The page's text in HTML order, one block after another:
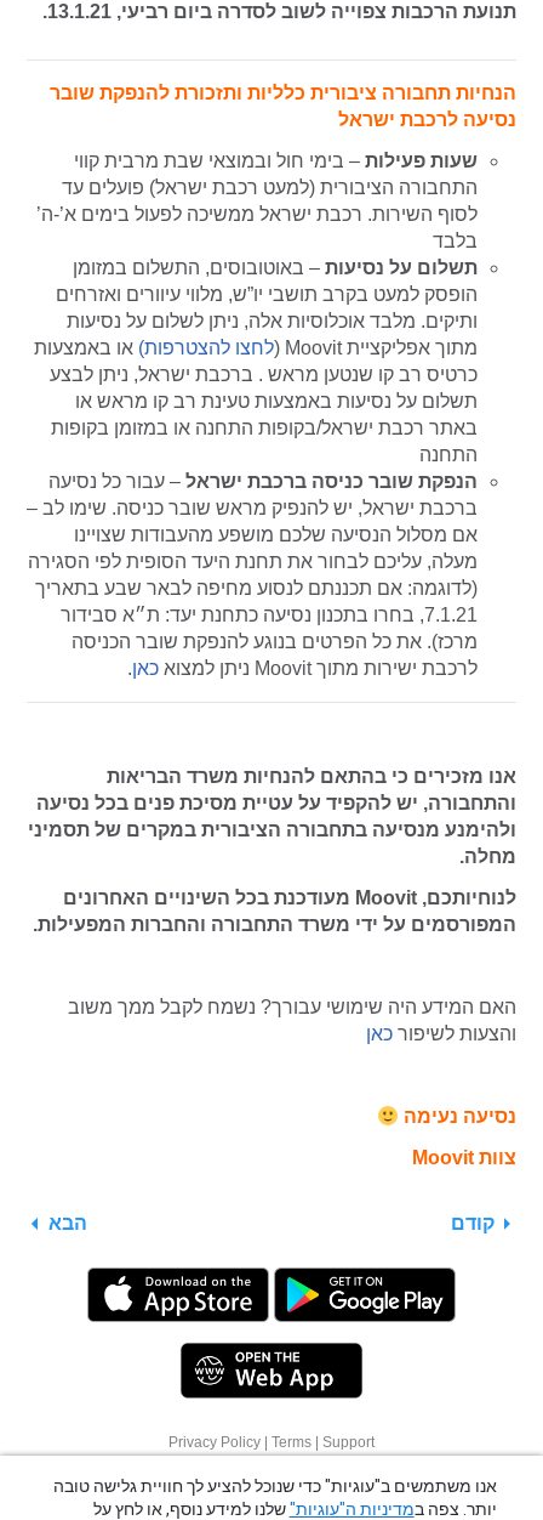
תנועת הרכבות צפוייה לשוב לסדרה ביום רביעי, 13.1.21.
הנחיות תחבורה ציבורית כלליות ותזכורת להנפקת שובר
נסיעה לרכבת ישראל
שעות פעילות – בימי חול ובמוצאי שבת מרבית קווי
התחבורה הציבורית (למעט רכבת ישראל) פועלים עד
לסוף השירות. רכבת ישראל ממשיכה לפעול בימים א’-ה’
בלבד
תשלום על נסיעות – באוטובוסים, התשלום במזומן
הופסק למעט בקרב תושבי יו”ש, מלווי עיוורים ואזרחים
ותיקים. מלבד אוכלוסיות אלה, ניתן לשלום על נסיעות
מתוך אפליקציית Moovit (
לחצו להצטרפות) או באמצעות
כרטיס רב קו שנטען מראש . ברכבת ישראל, ניתן לבצע
תשלום על נסיעות באמצעות טעינת רב קו מראש או
באתר רכבת ישראל/בקופות התחנה או במזומן בקופות
התחנה
הנפקת שובר כניסה ברכבת ישראל – עבור כל נסיעה
ברכבת ישראל, יש להנפיק מראש שובר כניסה. שימו לב –
אם מסלול הנסיעה שלכם מושפע מהעבודות שצויינו
מעלה, עליכם לבחור את תחנת היעד הסופית לפי הסגירה
(לדוגמה: אם תכננתם לנסוע מחיפה לבאר שבע בתאריך
7.1.21, בחרו בתכנון נסיעה כתחנת יעד: ת״א סבידור
מרכז). את כל הפרטים בנוגע להנפקת שובר הכניסה
לרכבת ישירות מתוך Moovit ניתן למצוא
כאן.
אנו מזכירים כי בהתאם להנחיות משרד הבריאות
והתחבורה, יש להקפיד על עטיית מסיכת פנים בכל נסיעה
ולהימנע מנסיעה בתחבורה הציבורית במקרים של תסמיני
מחלה.
לנוחיותכם, Moovit מעודכנת בכל השינויים האחרונים
המפורסמים על ידי משרד התחבורה והחברות המפעילות.
האם המידע היה שימושי עבורך? נשמח לקבל ממך משוב
והצעות לשיפור כאן
נסיעה נעימה
צוות Moovit
קודם הבא
Privacy Policy Terms
Support
אנו משתמשים ב"עוגיות" כדי שנוכל להציע לך חוויית גלישה טובה
"אפשרויות נוספות" כדי לגלות איך לשנות את ההגדרות שלך.